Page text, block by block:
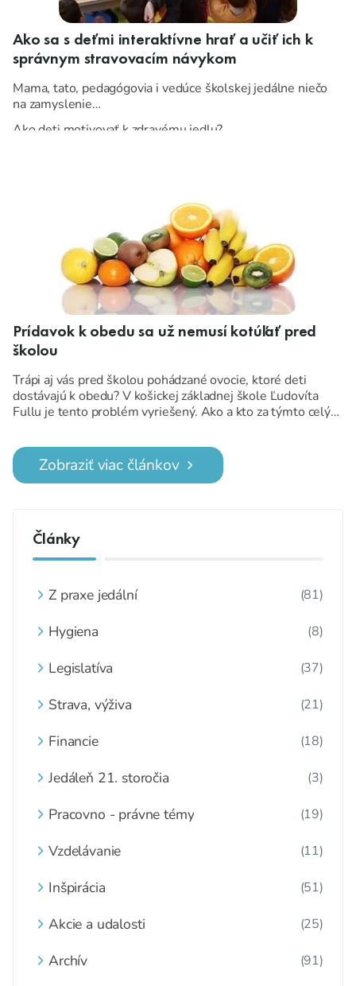
Ako sa s deťmi interaktívne hrať a učiť ich k
správnym stravovacím návykom
Mama, tato, pedagógovia i vedúce školskej jedálne niečo
na zamyslenie…
Ako deti motivovať k zdravému jedlu?
Prídavok k obedu sa už nemusí kotúľať pred
školou
Trápi aj vás pred školou pohádzané ovocie, ktoré deti
dostávajú k obedu? V košickej základnej škole Ľudovíta
Fullu je tento problém vyriešený. Ako a kto za týmto celým
na to, čo je to FoodBox, ako to vyzerá, keď žiaci, učitelia a
jedáleň spolupracujú a pokojne sa aj inšpirujte.
Zobraziť viac článkov
Články
Z praxe jedální (81)
Hygiena (8)
Legislatíva (37)
Strava, výživa (21)
Financie (18)
Jedáleň 21. storočia (3)
Pracovno - právne témy (19)
Vzdelávanie (11)
Inšpirácia (51)
Akcie a udalosti (25)
Archív (91)